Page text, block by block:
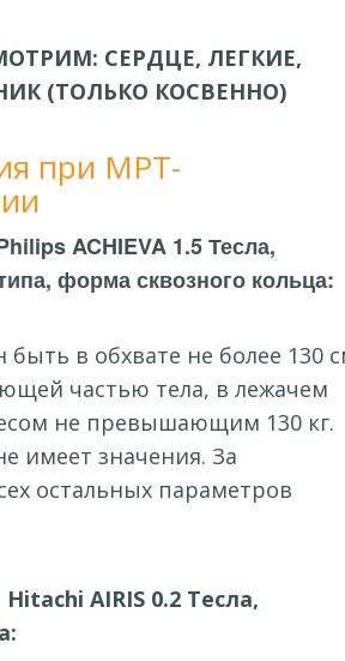
СЕРДЦЕ, ЛЕГКИЕ,
(ТОЛЬКО КОСВЕННО)
при МРТ-
ACHIEVA 1.5 Тесла,
форма сквозного кольца:
быть в обхвате не более 130
частью тела, в лежачем
не превышающим 130 кг.
имеет значения. За
остальных параметров
AIRIS 0.2 Тесла,